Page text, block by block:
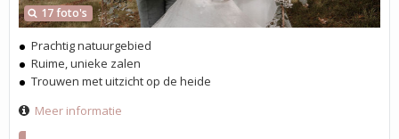
17 foto's
Prachtig natuurgebied
Ruime, unieke zalen
Trouwen met uitzicht op de heide
Meer informatie